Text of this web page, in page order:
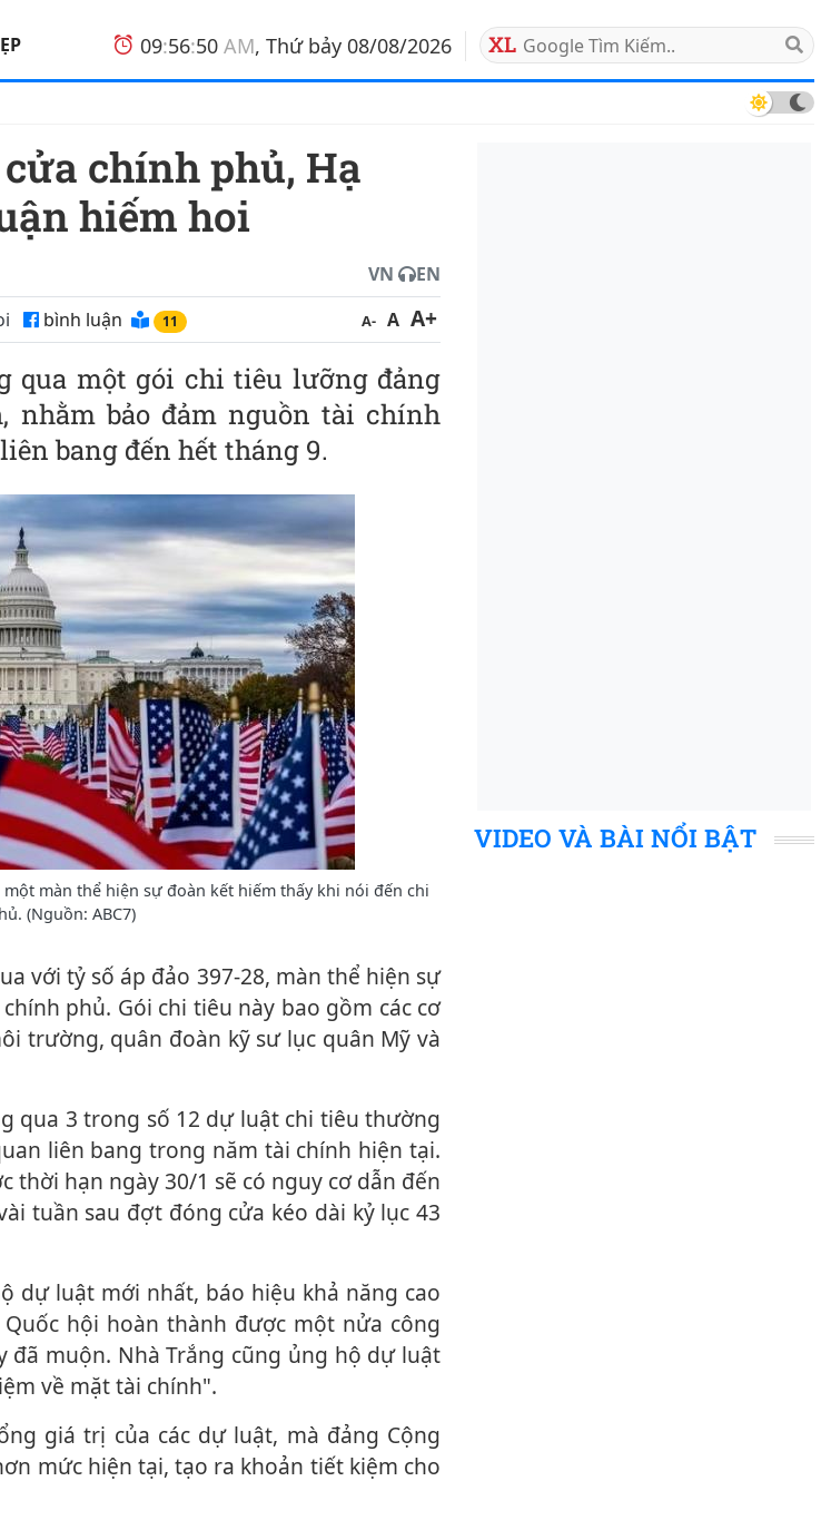
09:56:50 AM, Thứ bảy 08/08/2026
hiếm hoi
VN
EN
bình luận 10 A- A A+
qua một gói chi tiêu lưỡng đảng
nhằm bảo đảm nguồn tài chính
bang đến hết tháng 9.
màn thể hiện sự đoàn kết hiếm thấy khi nói đến chi
(Nguồn: ABC7)
với tỷ số áp đảo 397-28, màn thể hiện sự
phủ. Gói chi tiêu này bao gồm các cơ
trường, quân đoàn kỹ sư lục quân Mỹ và
liên bang trong năm tài chính hiện tại.
thời hạn ngày 30/1 sẽ có nguy cơ dẫn đến
tuần sau đợt đóng cửa kéo dài kỷ lục 43
hội hoàn thành được một nửa công
đã muộn. Nhà Trắng cũng ủng hộ dự luật
về mặt tài chính".
mức hiện tại, tạo ra khoản tiết kiệm cho
VIDEO VÀ BÀI NỔI BẬT